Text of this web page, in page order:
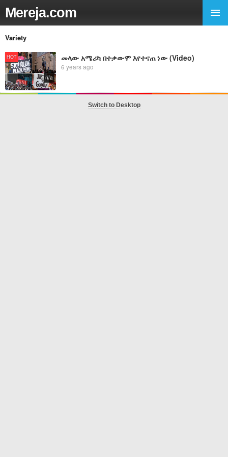
Mereja.com
Variety
HOT
n/a
መላው አሜሪካ በተቃውሞ እየተናጠ ነው (Video)
6 years ago
Switch to Desktop